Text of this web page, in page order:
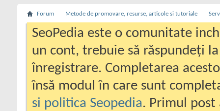
Forum Metode de promovare, resurse, articole si tutoriale
SeoPedia este o comunitate
un cont, trebuie să răspundeți
înregistrare. Completarea
însă modul în care sunt
si politica Seopedia. Primul